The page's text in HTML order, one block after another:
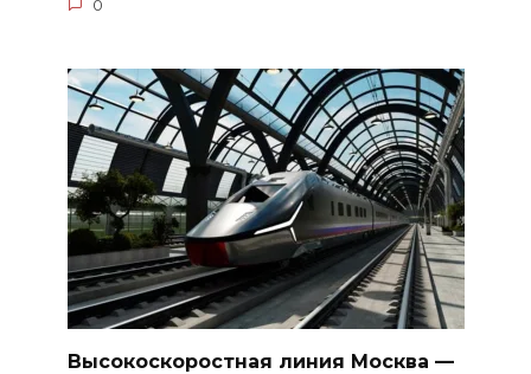
0
Высокоскоростная линия Москва —